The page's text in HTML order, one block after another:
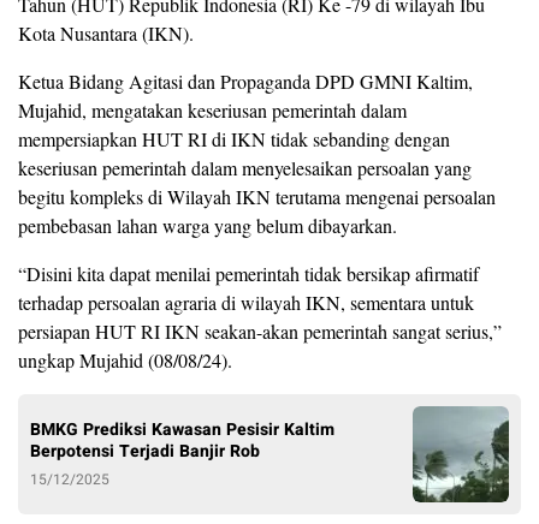
Kota Nusantara (IKN).
Ketua Bidang Agitasi dan Propaganda DPD GMNI Kaltim,
Mujahid, mengatakan keseriusan pemerintah dalam
mempersiapkan HUT RI di IKN tidak sebanding dengan
keseriusan pemerintah dalam menyelesaikan persoalan yang
begitu kompleks di Wilayah IKN terutama mengenai persoalan
pembebasan lahan warga yang belum dibayarkan.
“Disini kita dapat menilai pemerintah tidak bersikap afirmatif
terhadap persoalan agraria di wilayah IKN, sementara untuk
persiapan HUT RI IKN seakan-akan pemerintah sangat serius,”
ungkap Mujahid (08/08/24).
BMKG Prediksi Kawasan Pesisir Kaltim
Berpotensi Terjadi Banjir Rob
15/12/2025